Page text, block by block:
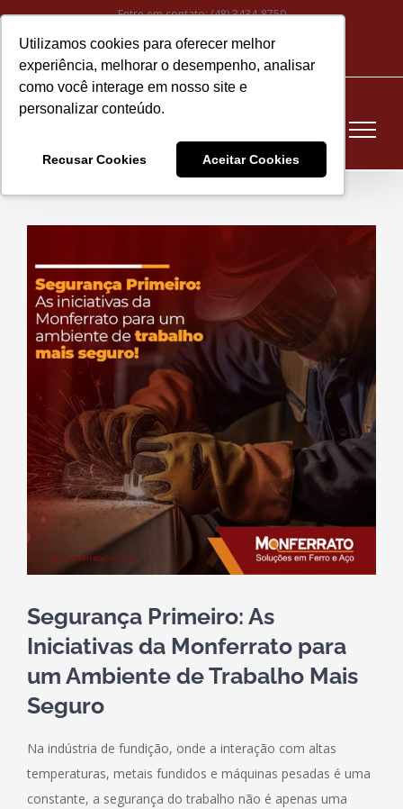
Utilizamos cookies para oferecer melhor
experiência, melhorar o desempenho, analisar
como você interage em nosso site e
personalizar conteúdo.
Recusar Cookies Aceitar Cookies
Ir
para
conteúdo
Entre em contato:(48) 3434-8750
Instagram
mail
Larger
Image
Segurança Primeiro: As
Iniciativas da Monferrato para
um Ambiente de Trabalho Mais
Seguro
Na indústria de fundição, onde a interação com altas
temperaturas, metais fundidos e máquinas pesadas é uma
constante, a segurança do trabalho não é apenas uma